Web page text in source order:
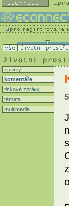
zprávy
komentáře
tiskové zprávy
témata
multimedia